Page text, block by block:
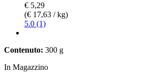
€ 5,29
(€ 17,63 / kg)
5.0 (1)
Contenuto: 300 g
In Magazzino